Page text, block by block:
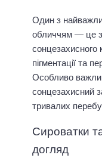
Один з
обличчям — це
сонцезахисного
пігментації та
Особливо
сонцезахисний
тривалих
Сироватки
догляд